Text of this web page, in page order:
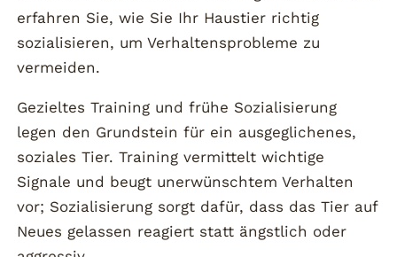
erfahren Sie, wie Sie Ihr Haustier richtig
sozialisieren, um Verhaltensprobleme zu
vermeiden.
Gezieltes Training und frühe Sozialisierung
legen den Grundstein für ein ausgeglichenes,
soziales Tier. Training vermittelt wichtige
Signale und beugt unerwünschtem Verhalten
vor; Sozialisierung sorgt dafür, dass das Tier auf
Neues gelassen reagiert statt ängstlich oder